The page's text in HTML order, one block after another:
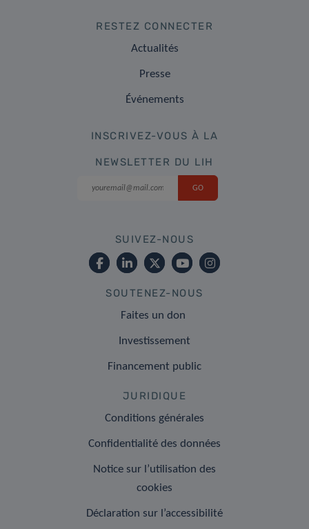
RESTEZ CONNECTER
Actualités
Presse
Événements
INSCRIVEZ-VOUS À LA
NEWSLETTER DU LIH
SUIVEZ-NOUS
SOUTENEZ-NOUS
Faites un don
Investissement
Financement public
JURIDIQUE
Conditions générales
Confidentialité des données
Notice sur l’utilisation des
cookies
Déclaration sur l’accessibilité